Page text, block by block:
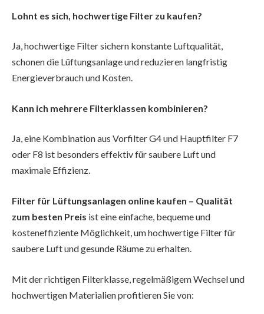
Lohnt es sich, hochwertige Filter zu kaufen?
Ja, hochwertige Filter sichern konstante Luftqualität,
schonen die Lüftungsanlage und reduzieren langfristig
Energieverbrauch und Kosten.
Kann ich mehrere Filterklassen kombinieren?
Ja, eine Kombination aus Vorfilter G4 und Hauptfilter F7
oder F8 ist besonders effektiv für saubere Luft und
maximale Effizienz.
Filter für Lüftungsanlagen online kaufen – Qualität
zum besten Preis ist eine einfache, bequeme und
kosteneffiziente Möglichkeit, um hochwertige Filter für
saubere Luft und gesunde Räume zu erhalten.
Mit der richtigen Filterklasse, regelmäßigem Wechsel und
hochwertigen Materialien profitieren Sie von: